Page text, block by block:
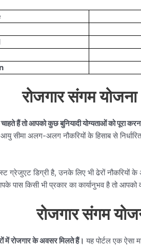
रोजगार संगम
हैं तो आपको कुछ बुनियादी योग्यताओं को पूरा
अलग-अलग नौकरियों के हिसाब से निर्धारित
ग्रेजुएट डिग्री है, उनके लिए भी ढेरों
पास किसी भी प्रकार का कार्यानुभव है तो आपको
रोजगार संगम
में रोजगार के अवसर मिलते हैं। यह पोर्टल एक ऐसा